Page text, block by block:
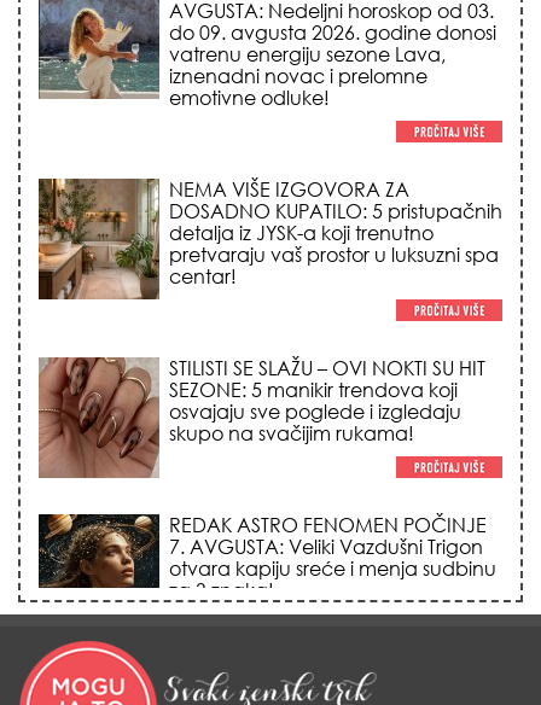
NEMA VIŠE IZGOVORA ZA
DOSADNO KUPATILO: 5 pristupačnih
detalja iz JYSK-a koji trenutno
pretvaraju vaš prostor u luksuzni spa
STILISTI SE SLAŽU – OVI NOKTI SU HIT
SEZONE: 5 manikir trendova koji
osvajaju sve poglede i izgledaju
skupo na svačijim rukama!
REDAK ASTRO FENOMEN POČINJE
7. AVGUSTA: Veliki Vazdušni Trigon
otvara kapiju sreće i menja sudbinu
za 3 znaka!
LJUDI U SRBIJI MASOVNO KUPUJU
OVO ČUDO OD 200 DINARA: Trik sa
peškirom i ledom koji rashlađuje stan
na +35 za 10 minuta (BEZ KLIME)!
DATUMI KOJI MENJAJU SUDBINU: